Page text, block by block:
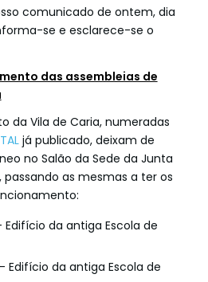
comunicado de ontem, dia
se e esclarece-se o
das assembleias de
da Vila de Caria, numeradas
já publicado, deixam de
no Salão da Sede da Junta
passando as mesmas a ter os
Edifício da antiga Escola de
Edifício da antiga Escola de